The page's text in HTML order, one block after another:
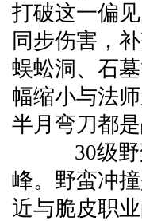
打破这一偏
同步伤害，
蜈蚣洞、石
幅缩小与法
半月弯刀都
30级野
峰。野蛮冲
近与脆皮职